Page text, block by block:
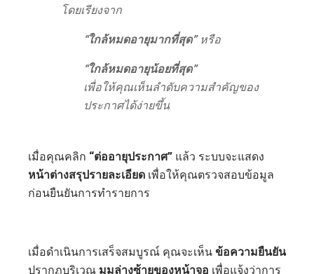
โดยเรียงจาก
“ใกล้หมดอายุมากที่สุด”หรือ
“ใกล้หมดอายุน้อยที่สุด”
เพื่อให้คุณเห็นลำดับความสำคัญของ
ประกาศได้ง่ายขึ้น
เมื่อคุณคลิก “ต่ออายุประกาศ” แล้ว ระบบจะแสดง
หน้าต่างสรุปรายละเอียด เพื่อให้คุณตรวจสอบข้อมูล
ก่อนยืนยันการทำรายการ
เมื่อดำเนินการเสร็จสมบูรณ์ คุณจะเห็น ข้อความยืนยัน
ปรากฏบริเวณ มุมล่างซ้ายของหน้าจอ เพื่อแจ้งว่าการ